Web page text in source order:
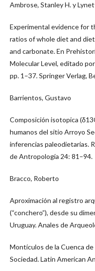
Ambrose, Stanley H. y
Experimental evidence for
ratios of whole diet and
and carbonate. En
Molecular Level, editado
pp. 1–37. Springer Verlag,
Barrientos, Gustavo
Composición isotopica
humanos del sitio Arroyo
inferencias paleodietarias.
de Antropología 24: 81–94.
Bracco, Roberto
Aproximación al registro
(“conchero”), desde su
Uruguay. Anales de
Montículos de la Cuenca
Sociedad. Latin American